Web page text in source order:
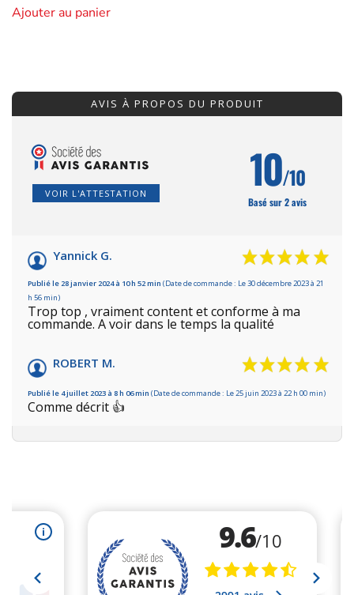
Ajouter au panier
AVIS À PROPOS DU PRODUIT
VOIR L'ATTESTATION 10/10
Basé sur 2 avis
Yannick G.
Publié le 28 janvier 2024 à 10 h 52 min (Date de commande : Le 30 décembre 2023 à 21
h 56 min)
Trop top , vraiment content et conforme à ma
commande. A voir dans le temps la qualité
ROBERT M.
Publié le 4 juillet 2023 à 8 h 06 min (Date de commande : Le 25 juin 2023 à 22 h 00 min)
Comme décrit 👍